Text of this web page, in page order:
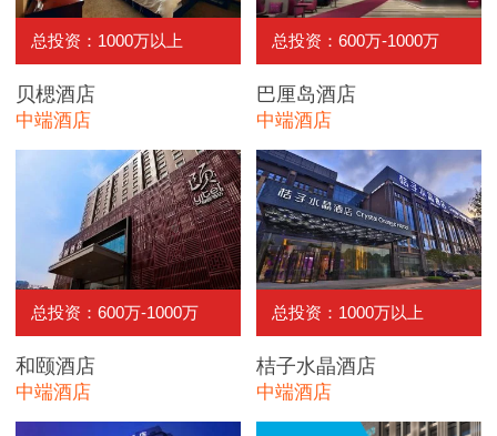
总投资：1000万以上
贝楒酒店
中端酒店
总投资：600万-1000万
巴厘岛酒店
中端酒店
总投资：600万-1000万
和颐酒店
中端酒店
总投资：1000万以上
桔子水晶酒店
中端酒店